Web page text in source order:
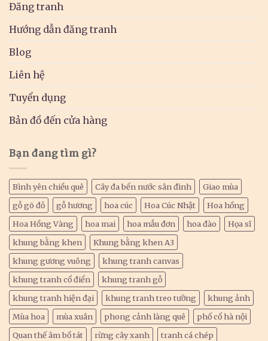
Đăng tranh
Hướng dẫn đăng tranh
Blog
Liên hệ
Tuyển dụng
Bản đồ đến cửa hàng
Bạn đang tìm gì?
Bình yên chiều quê Cây đa bến nước sân đình
Giao mùa
gỗ gõ đỏ
gỗ hương hoa cúc Hoa Cúc Nhật
Hoa hồng
Hoa Hồng Vàng
hoa mai hoa mẫu đơn hoa đào
Họa sĩ
khung bằng khen
Khung bằng khen A3
khung gương vuông
khung tranh canvas
khung tranh cổ điển
khung tranh gỗ
khung tranh hiện đại
khung tranh treo tường
khung ảnh
Mùa hoa
mùa xuân phong cảnh làng quê
phố cổ hà nội
Quan thế âm bồ tát
rừng cây xanh
tranh cá chép